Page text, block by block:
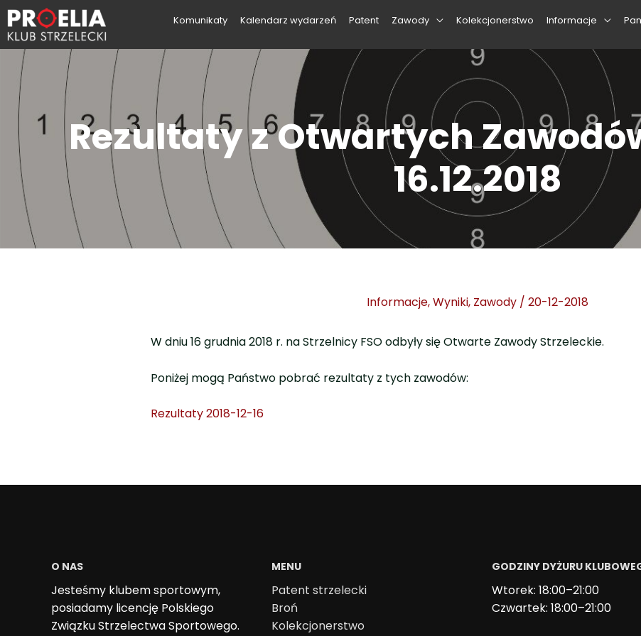
Komunikaty Kalendarz wydarzeń Patent Zawody Kolekcjonerstwo Informacje
Rezultaty z Otwartych
16.12.2018
Informacje,Wyniki, Zawody / 20-12-2018
W dniu 16 grudnia 2018 r. na Strzelnicy FSO odbyły się Otwarte Zawody Strzeleckie.
Poniżej mogą Państwo pobrać rezultaty z tych zawodów:
Rezultaty 2018-12-16
O NAS
Jesteśmy klubem sportowym,
posiadamy licencję Polskiego
Związku Strzelectwa Sportowego.
MENU
Patent strzelecki
Broń
Kolekcjonerstwo
GODZINY DYŻURU
Wtorek: 18:00–21:00
Czwartek: 18:00–21:00